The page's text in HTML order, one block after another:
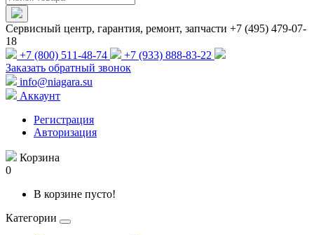
Сервисный центр, гарантия, ремонт, запчасти +7 (495) 479-07-
18
+7 (800) 511-48-74
+7 (933) 888-83-22
Заказать обратный звонок
info@niagara.su
Аккаунт
Регистрация
Авторизация
Корзина
0
В корзине пусто!
Категории